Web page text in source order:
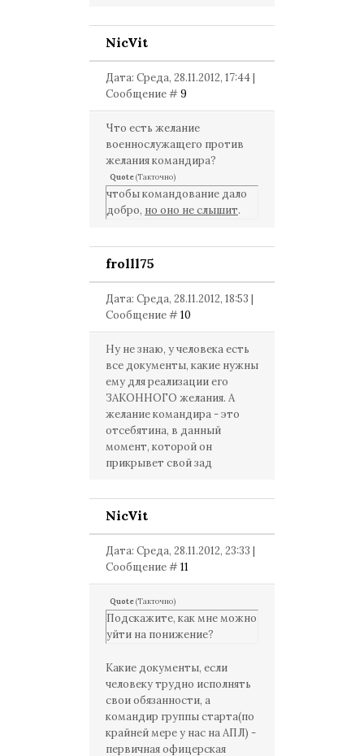
NicVit
Дата: Среда, 28.11.2012, 17:44 |
Сообщение #9
Что есть желание
военнослужащего против
желания командира?
Quote(Такточно)
чтобы командование дало
добро, но оно не слышит.
frolll75
Дата: Среда, 28.11.2012, 18:53 |
Сообщение #10
Ну не знаю, у человека есть
все документы, какие нужны
ему для реализации его
ЗАКОННОГО желания. А
желание командира - это
отсебятина, в данный
момент, которой он
прикрывет свой зад
NicVit
Дата: Среда, 28.11.2012, 23:33 |
Сообщение #11
Quote(Такточно)
Подскажите, как мне можно
уйти на понижение?
Какие документы, если
человеку трудно исполнять
свои обязанности, а
командир группы старта(по
крайней мере у нас на АПЛ) -
первичная офицерская